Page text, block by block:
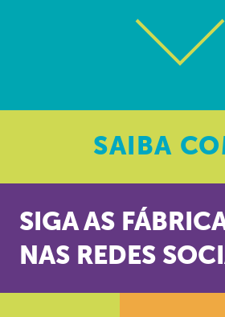
SAIBA
SIGA AS
NAS REDES